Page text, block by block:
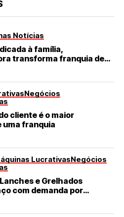
Notícias
à família,
transforma franquia de
de destaque no RN
Negócios
cliente é o maior
uma franquia
LucrativasNegócios
e Grelhados
com demanda por
e de qualidade